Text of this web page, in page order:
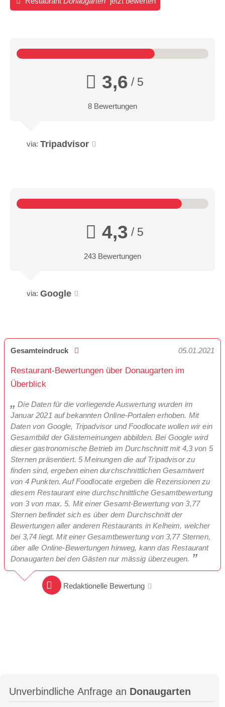
3,6 / 5
8 Bewertungen
via: Tripadvisor
4,3 / 5
243 Bewertungen
via: Google
Gesamteindruck 05.01.2021
Restaurant-Bewertungen über Donaugarten im
Überblick
Die Daten für die vorliegende Auswertung wurden im
Januar 2021 auf bekannten Online-Portalen erhoben. Mit
Daten von Google, Tripadvisor und Foodlocate wollen wir ein
Gesamtbild der Gästemeinungen abbilden. Bei Google wird
dieser gastronomische Betrieb im Durchschnitt mit 4,3 von 5
Sternen präsentiert. 5 Meinungen die auf Tripadvisor zu
finden sind, ergeben einen durchschnittlichen Gesamtwert
von 4 Punkten. Auf Foodlocate ergeben die Rezensionen zu
diesem Restaurant eine durchschnittliche Gesamtbewertung
von 3 von max. 5. Mit einer Gesamt-Bewertung von 3,77
Sternen befindet sich es über dem Durchschnitt der
Bewertungen aller anderen Restaurants in Kelheim, welcher
bei 3,74 liegt. Mit einer Gesamtbewertung von 3,77 Sternen,
über alle Online-Bewertungen hinweg, kann das Restaurant
Donaugarten bei den Gästen nur mässig überzeugen.
Redaktionelle Bewertung
Unverbindliche Anfrage an Donaugarten